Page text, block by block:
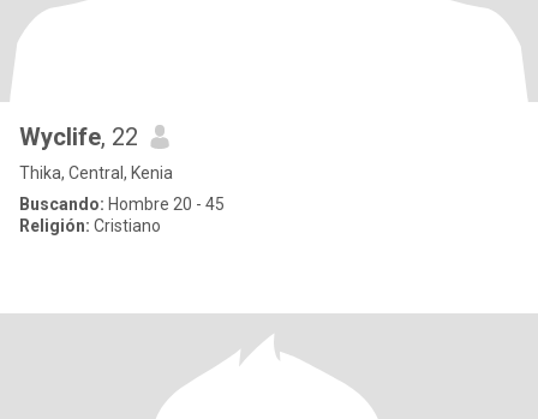
Wyclife, 22
Thika, Central, Kenia
Buscando: Hombre 20 - 45
Religión: Cristiano